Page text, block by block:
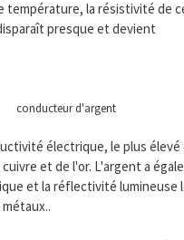
température, la résistivité de
presque et devient
conducteur d'argent
électrique, le plus élevé
et de l'or. L'argent a
et la réflectivité lumineuse